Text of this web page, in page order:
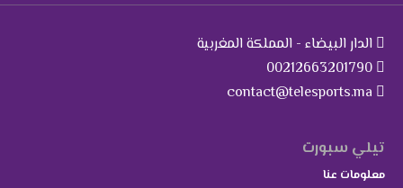
الدار البيضاء - المملكة المغربية
00212663201790
contact@telesports.ma
تيلي سبورت
معلومات عنا